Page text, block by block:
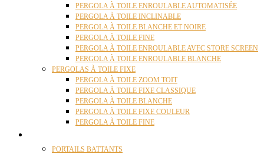
PERGOLA À TOILE ENROULABLE AUTOMATISÉE
PERGOLA À TOILE INCLINABLE
PERGOLA À TOILE BLANCHE ET NOIRE
PERGOLA À TOILE FINE
PERGOLA À TOILE ENROULABLE AVEC STORE SCREEN
PERGOLA À TOILE ENROULABLE BLANCHE
PERGOLAS À TOILE FIXE
PERGOLA À TOILE ZOOM TOIT
PERGOLA À TOILE FIXE CLASSIQUE
PERGOLA À TOILE BLANCHE
PERGOLA À TOILE FIXE COULEUR
PERGOLA À TOILE FINE
PORTAILS BATTANTS